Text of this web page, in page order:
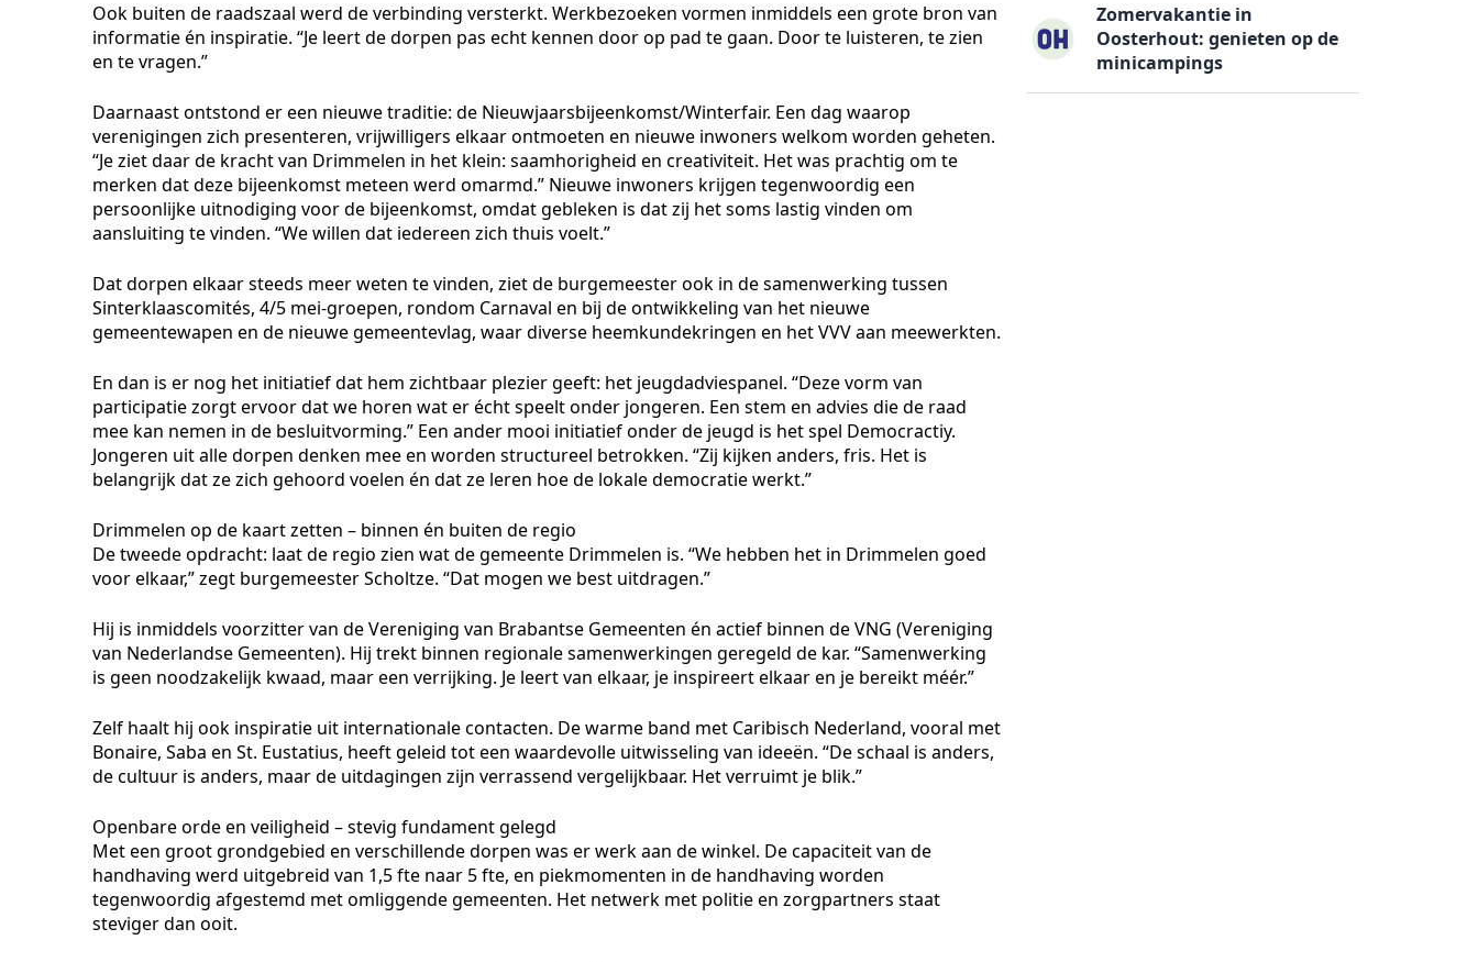
Ook buiten de raadszaal werd de verbinding versterkt. Werkbezoeken vormen inmiddels een grote bron van
informatie én inspiratie. “Je leert de dorpen pas echt kennen door op pad te gaan. Door te luisteren, te zien
en te vragen.”
Daarnaast ontstond er een nieuwe traditie: de Nieuwjaarsbijeenkomst/Winterfair. Een dag waarop
verenigingen zich presenteren, vrijwilligers elkaar ontmoeten en nieuwe inwoners welkom worden geheten.
“Je ziet daar de kracht van Drimmelen in het klein: saamhorigheid en creativiteit. Het was prachtig om te
merken dat deze bijeenkomst meteen werd omarmd.” Nieuwe inwoners krijgen tegenwoordig een
persoonlijke uitnodiging voor de bijeenkomst, omdat gebleken is dat zij het soms lastig vinden om
aansluiting te vinden. “We willen dat iedereen zich thuis voelt.”
Dat dorpen elkaar steeds meer weten te vinden, ziet de burgemeester ook in de samenwerking tussen
Sinterklaascomités, 4/5 mei-groepen, rondom Carnaval en bij de ontwikkeling van het nieuwe
gemeentewapen en de nieuwe gemeentevlag, waar diverse heemkundekringen en het VVV aan meewerkten.
En dan is er nog het initiatief dat hem zichtbaar plezier geeft: het jeugdadviespanel. “Deze vorm van
participatie zorgt ervoor dat we horen wat er écht speelt onder jongeren. Een stem en advies die de raad
mee kan nemen in de besluitvorming.” Een ander mooi initiatief onder de jeugd is het spel Democractiy.
Jongeren uit alle dorpen denken mee en worden structureel betrokken. “Zij kijken anders, fris. Het is
belangrijk dat ze zich gehoord voelen én dat ze leren hoe de lokale democratie werkt.”
Drimmelen op de kaart zetten – binnen én buiten de regio
De tweede opdracht: laat de regio zien wat de gemeente Drimmelen is. “We hebben het in Drimmelen goed
voor elkaar,” zegt burgemeester Scholtze. “Dat mogen we best uitdragen.”
Hij is inmiddels voorzitter van de Vereniging van Brabantse Gemeenten én actief binnen de VNG (Vereniging
van Nederlandse Gemeenten). Hij trekt binnen regionale samenwerkingen geregeld de kar. “Samenwerking
is geen noodzakelijk kwaad, maar een verrijking. Je leert van elkaar, je inspireert elkaar en je bereikt méér.”
Zelf haalt hij ook inspiratie uit internationale contacten. De warme band met Caribisch Nederland, vooral met
Bonaire, Saba en St. Eustatius, heeft geleid tot een waardevolle uitwisseling van ideeën. “De schaal is anders,
de cultuur is anders, maar de uitdagingen zijn verrassend vergelijkbaar. Het verruimt je blik.”
Openbare orde en veiligheid – stevig fundament gelegd
Met een groot grondgebied en verschillende dorpen was er werk aan de winkel. De capaciteit van de
handhaving werd uitgebreid van 1,5 fte naar 5 fte, en piekmomenten in de handhaving worden
tegenwoordig afgestemd met omliggende gemeenten. Het netwerk met politie en zorgpartners staat
steviger dan ooit.
Zomervakantie in
Oosterhout: genieten op de
minicampings